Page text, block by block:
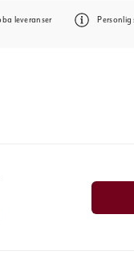
leveranser Personlig